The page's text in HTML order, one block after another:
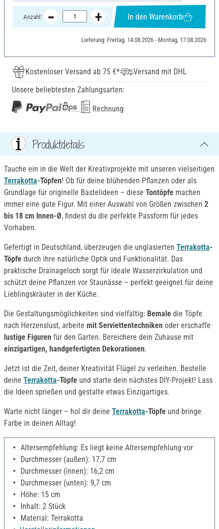
Anzahl: In den Warenkorb
Lieferung: Freitag, 14.08.2026 - Montag, 17.08.2026
Kostenloser Versand ab 75 €*
Versand mit DHL
Unsere beliebtesten Zahlungsarten:
Rechnung
Produktdetails
Tauche ein in die Welt der Kreativprojekte mit unseren vielseitigen
Terrakotta-Töpfen! Ob für deine blühenden Pflanzen oder als
Grundlage für originelle Bastelideen – diese Tontöpfe machen
immer eine gute Figur. Mit einer Auswahl von Größen zwischen 2
bis 18 cm Innen-Ø, findest du die perfekte Passform für jedes
Vorhaben.
Gefertigt in Deutschland, überzeugen die unglasierten Terrakotta-
Töpfe durch ihre natürliche Optik und Funktionalität. Das
praktische Drainageloch sorgt für ideale Wasserzirkulation und
schützt deine Pflanzen vor Staunässe – perfekt geeignet für deine
Lieblingskräuter in der Küche.
Die Gestaltungsmöglichkeiten sind vielfältig: Bemale die Töpfe
nach Herzenslust, arbeite mit Serviettentechniken oder erschaffe
lustige Figuren für den Garten. Bereichere dein Zuhause mit
einzigartigen, handgefertigten Dekorationen.
Jetzt ist die Zeit, deiner Kreativität Flügel zu verleihen. Bestelle
deine Terrakotta-Töpfe und starte dein nächstes DIY-Projekt! Lass
die Ideen sprießen und gestalte etwas Einzigartiges.
Warte nicht länger – hol dir deine Terrakotta-Töpfe und bringe
Farbe in deinen Alltag!
Altersempfehlung: Es liegt keine Altersempfehlung vor
Durchmesser (außen): 17,7 cm
Durchmesser (innen): 16,2 cm
Durchmesser (unten): 9,7 cm
Höhe: 15 cm
Inhalt: 2 Stück
Material: Terrakotta